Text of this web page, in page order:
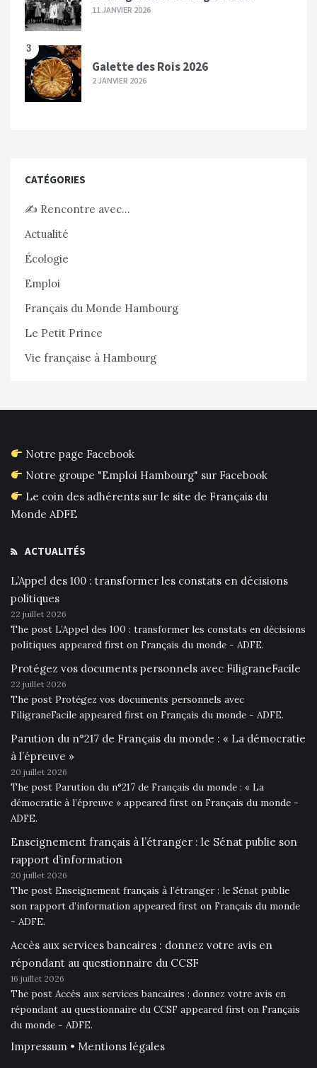
11 JANVIER 2026
3
Galette des Rois 2026
2 JANVIER 2026
CATÉGORIES
✍️ Rencontre avec…
Actualité
Écologie
Emploi
Français du Monde Hambourg
Le Petit Prince
Vie française à Hambourg
Notre page Facebook
Notre groupe "Emploi Hambourg" sur Facebook
Le coin des adhérents sur le site de Français du
Monde ADFE
ACTUALITÉS
L’Appel des 100 : transformer les constats en décisions
politiques
22 juillet 2026
The post L’Appel des 100 : transformer les constats en décisions
politiques appeared first on Français du monde - ADFE.
Protégez vos documents personnels avec FiligraneFacile
22 juillet 2026
The post Protégez vos documents personnels avec
FiligraneFacile appeared first on Français du monde - ADFE.
Parution du n°217 de Français du monde : « La démocratie
à l’épreuve »
20 juillet 2026
The post Parution du n°217 de Français du monde : « La
démocratie à l’épreuve » appeared first on Français du monde -
ADFE.
Enseignement français à l’étranger : le Sénat publie son
rapport d’information
20 juillet 2026
The post Enseignement français à l’étranger : le Sénat publie
son rapport d’information appeared first on Français du monde
- ADFE.
Accès aux services bancaires : donnez votre avis en
répondant au questionnaire du CCSF
16 juillet 2026
The post Accès aux services bancaires : donnez votre avis en
répondant au questionnaire du CCSF appeared first on Français
du monde - ADFE.
Impressum • Mentions légales